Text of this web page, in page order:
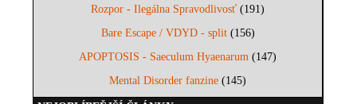
Rozpor - Ilegálna Spravodlivosť (191)
Bare Escape / VDYD - split(156)
APOPTOSIS - Saeculum Hyaenarum (147)
Mental Disorder fanzine (145)